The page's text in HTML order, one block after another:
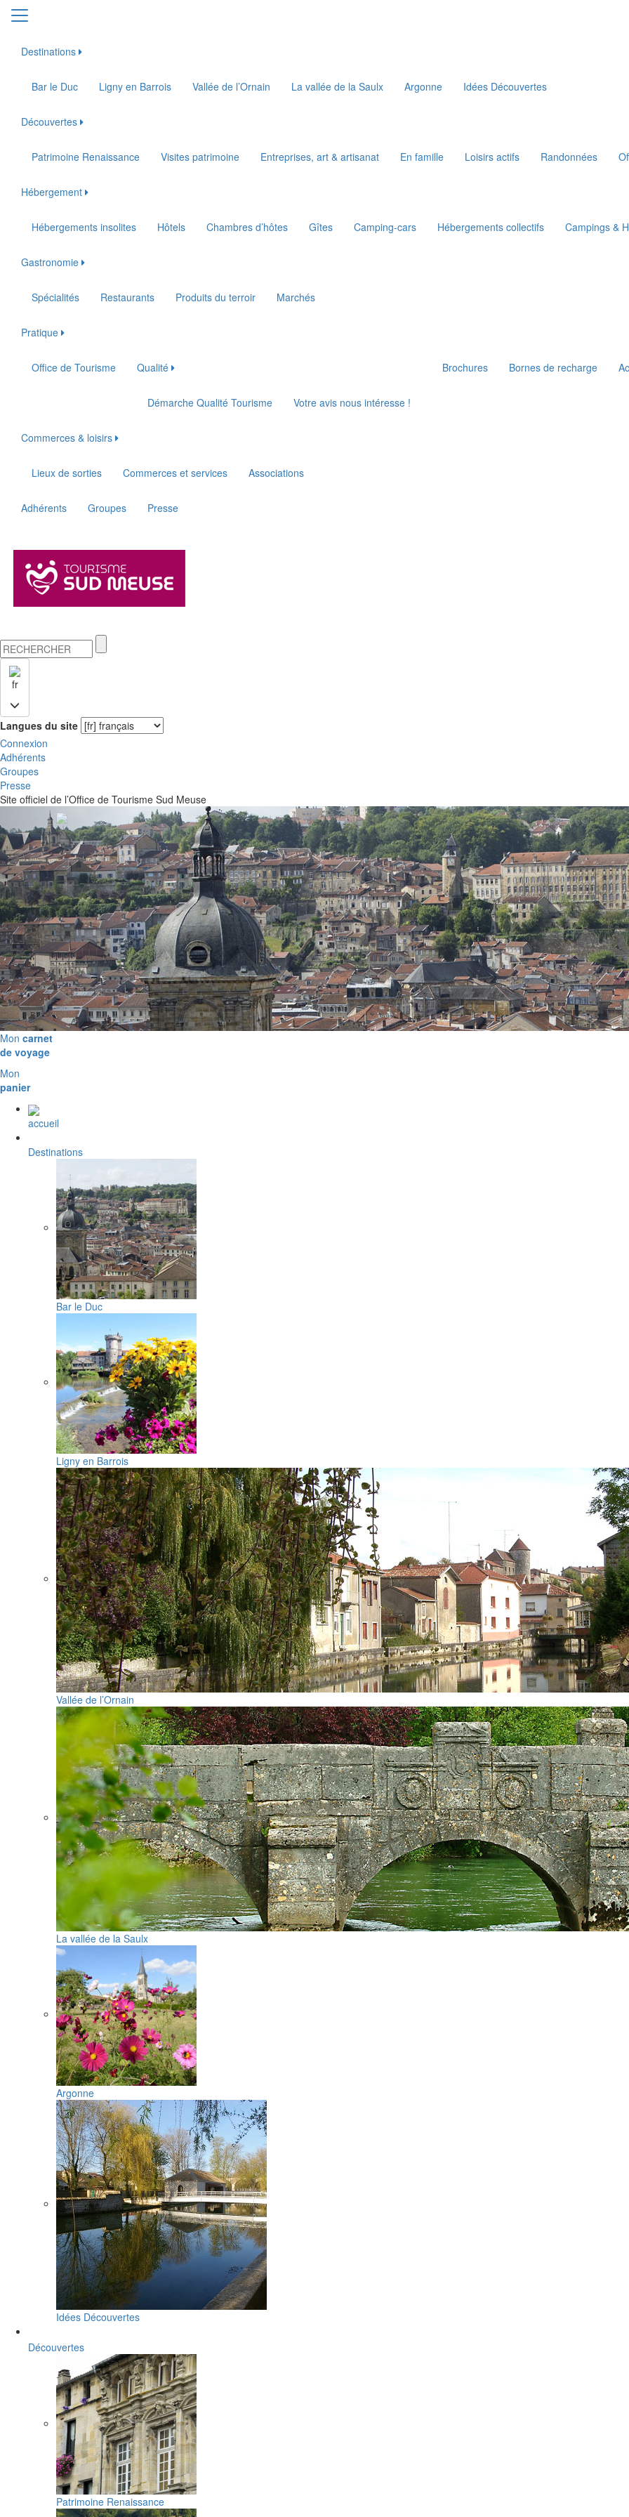
Destinations
Bar le Duc Ligny en Barrois Vallée de l’Ornain La vallée de la Saulx Argonne Idées Découvertes
Découvertes
Patrimoine Renaissance Visites patrimoine Entreprises, art & artisanat En famille Loisirs actifs Randonnées
Hébergement
Hébergements insolites Hôtels Chambres d’hôtes Gîtes Camping-cars Hébergements collectifs Campings &
Gastronomie
Spécialités Restaurants Produits du terroir Marchés
Pratique
Office de Tourisme Qualité
Démarche Qualité Tourisme Votre avis nous intéresse !
Brochures Bornes de recharge
Commerces & loisirs
Lieux de sorties Commerces et services Associations
Adhérents Groupes Presse
fr
Langues du site
Connexion
Adhérents
Groupes
Presse
Site officiel de l’Office de Tourisme Sud Meuse
Previous
Mon carnet
de voyage
Mon
panier
accueil
Destinations
Bar le Duc
Ligny en Barrois
Vallée de l’Ornain
La vallée de la Saulx
Argonne
Idées Découvertes
Découvertes
Patrimoine Renaissance